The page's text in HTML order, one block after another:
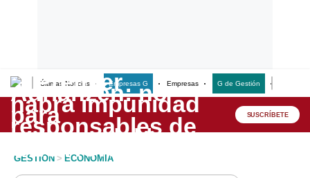
Últimas Noticias Empresas G Empresas G de Gestión
Lo último
Peru Quiosco SUSCRÍBETE
GESTION > ECONOMIA